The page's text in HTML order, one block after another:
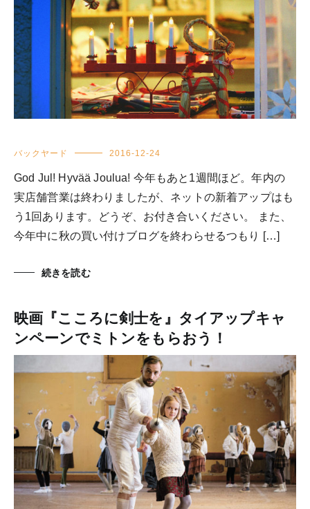
バックヤード 2016-12-24
God Jul! Hyvää Joulua! 今年もあと1週間ほど。年内の
実店舗営業は終わりましたが、ネットの新着アップはも
う1回あります。どうぞ、お付き合いください。 また、
今年中に秋の買い付けブログを終わらせるつもり […]
続きを読む
映画『こころに剣士を』タイアップキャ
ンペーンでミトンをもらおう！